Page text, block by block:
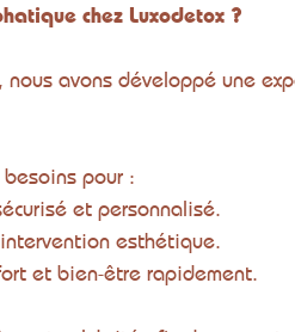
chez Luxodetox ?
avons développé une
pour :
et personnalisé.
esthétique.
et bien-être rapidement.